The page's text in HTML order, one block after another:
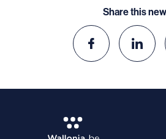
Share this